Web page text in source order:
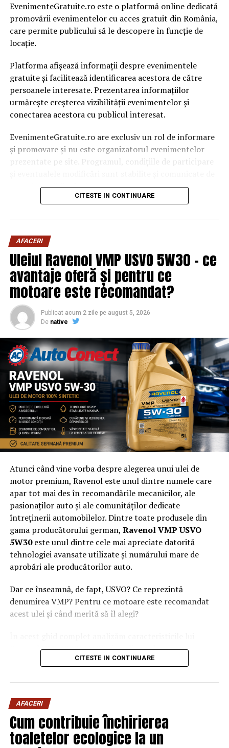
EvenimenteGratuite.ro este o platformă online dedicată
promovării evenimentelor cu acces gratuit din România,
care permite publicului să le descopere în funcție de
locație.
Platforma afișează informații despre evenimentele
gratuite și facilitează identificarea acestora de către
persoanele interesate. Prezentarea informațiilor
urmărește creșterea vizibilității evenimentelor și
conectarea acestora cu publicul interesat.
EvenimenteGratuite.ro are exclusiv un rol de informare
și promovare și nu este organizatorul evenimentelor
prezentate pe site. Programul, condițiile de participare
organizatorii fiecărui eveniment.
înainte de participare.
Organizatorii care doresc să crească vizibilitatea unui
eveniment cu acces gratuit pot solicita o ofertă de
promovare din partea echipei EvenimenteGratuite.ro.
Adresa de contact este salut@evenimentegratuite.ro
CITESTE IN CONTINUARE
AFACERI
Uleiul Ravenol VMP USVO 5W30 – ce
avantaje oferă și pentru ce
motoare este recomandat?
Publicat acum 2 zile pe august 5, 2026
De native
Atunci când vine vorba despre alegerea unui ulei de
motor premium, Ravenol este unul dintre numele care
apar tot mai des în recomandările mecanicilor, ale
pasionaților auto și ale comunităților dedicate
întreținerii automobilelor. Dintre toate produsele din
gama producătorului german, Ravenol VMP USVO
5W30este unul dintre cele mai apreciate datorită
tehnologiei avansate utilizate și numărului mare de
aprobări ale producătorilor auto.
Dar ce înseamnă, de fapt, USVO? Ce reprezintă
denumirea VMP? Pentru ce motoare este recomandat
acest ulei și când merită să îl alegi?
Ravenol VMP USVO 5W30 și explicăm de ce este
considerat unul dintre cele mai performante uleiuri de
Ravenol este un producător german de lubrifianți
fondat în anul 1946 și recunoscut la nivel internațional
pentru dezvoltarea deuleiuri de motor premium
CITESTE IN CONTINUARE
AFACERI
Cum contribuie închirierea
toaletelor ecologice la un